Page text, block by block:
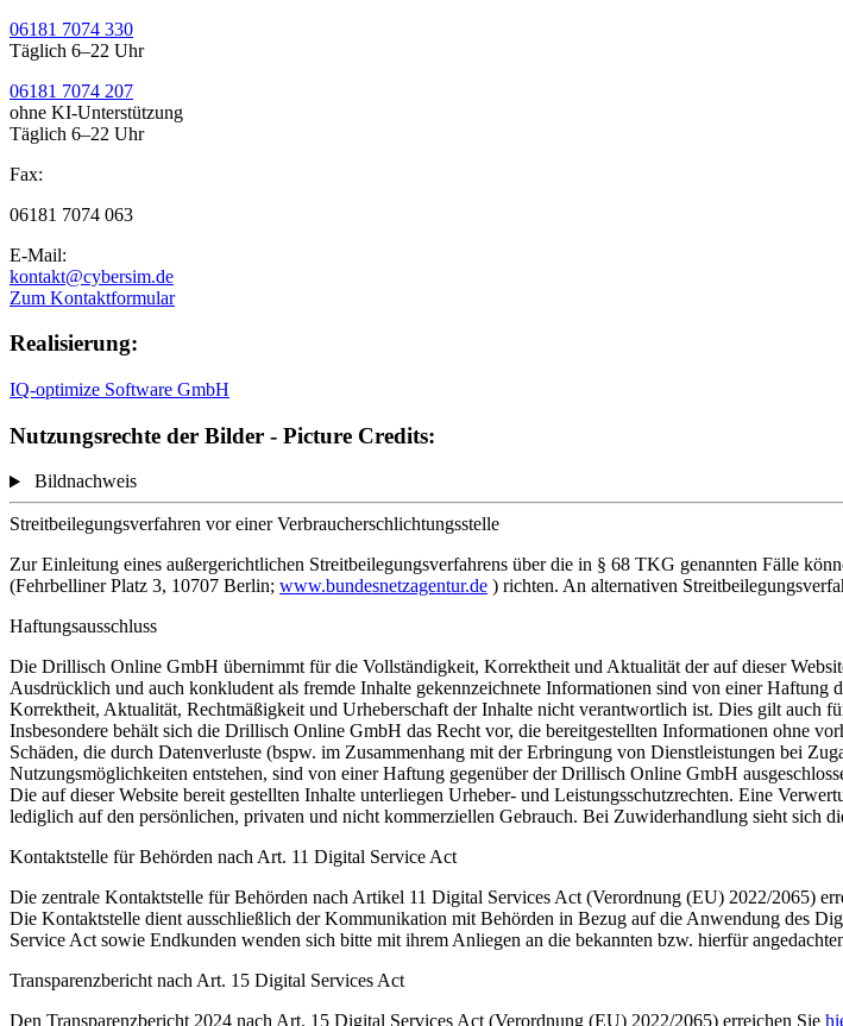
06181 7074 330
Täglich 6–22 Uhr
06181 7074 207
ohne KI-Unterstützung
Täglich 6–22 Uhr
Fax:
06181 7074 063
E-Mail:
kontakt@cybersim.de
Zum Kontaktformular
Realisierung:
IQ-optimize Software GmbH
Nutzungsrechte der Bilder - Picture Credits:
Bildnachweis
Streitbeilegungsverfahren vor einer Verbraucherschlichtungsstelle
Zur Einleitung eines außergerichtlichen Streitbeilegungsverfahrens über die in § 68 TKG genannten Fälle
(Fehrbelliner Platz 3, 10707 Berlin; www.bundesnetzagentur.de ) richten. An alternativen
Haftungsausschluss
Die Drillisch Online GmbH übernimmt für die Vollständigkeit, Korrektheit und Aktualität der auf dieser
Ausdrücklich und auch konkludent als fremde Inhalte gekennzeichnete Informationen sind von einer
Korrektheit, Aktualität, Rechtmäßigkeit und Urheberschaft der Inhalte nicht verantwortlich ist. Dies gilt auch
Insbesondere behält sich die Drillisch Online GmbH das Recht vor, die bereitgestellten Informationen ohne
Schäden, die durch Datenverluste (bspw. im Zusammenhang mit der Erbringung von Dienstleistungen bei
Nutzungsmöglichkeiten entstehen, sind von einer Haftung gegenüber der Drillisch Online GmbH
Die auf dieser Website bereit gestellten Inhalte unterliegen Urheber- und Leistungsschutzrechten. Eine
lediglich auf den persönlichen, privaten und nicht kommerziellen Gebrauch. Bei Zuwiderhandlung sieht
Kontaktstelle für Behörden nach Art. 11 Digital Service Act
Die zentrale Kontaktstelle für Behörden nach Artikel 11 Digital Services Act (Verordnung (EU) 2022/2065)
Die Kontaktstelle dient ausschließlich der Kommunikation mit Behörden in Bezug auf die Anwendung des
Service Act sowie Endkunden wenden sich bitte mit ihrem Anliegen an die bekannten bzw. hierfür
Transparenzbericht nach Art. 15 Digital Services Act
Den Transparenzbericht 2024 nach Art. 15 Digital Services Act (Verordnung (EU) 2022/2065) erreichen Sie